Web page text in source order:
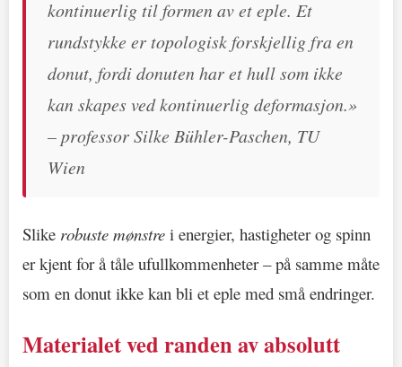
kontinuerlig til formen av et eple. Et
rundstykke er topologisk forskjellig fra en
donut, fordi donuten har et hull som ikke
kan skapes ved kontinuerlig deformasjon.»
– professor Silke Bühler-Paschen, TU
Wien
Slike robuste mønstre i energier, hastigheter og spinn
er kjent for å tåle ufullkommenheter – på samme måte
som en donut ikke kan bli et eple med små endringer.
Materialet ved randen av absolutt